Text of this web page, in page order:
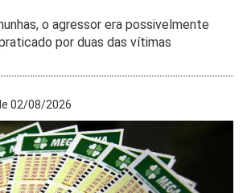
o agressor era possivelmente
por duas das vítimas
02/08/2026